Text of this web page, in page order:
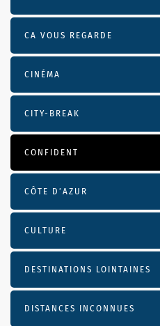
CA VOUS REGARDE
CINÉMA
CITY-BREAK
CONFIDENT
CÔTE D’AZUR
CULTURE
DESTINATIONS LOINTAINES
DISTANCES INCONNUES